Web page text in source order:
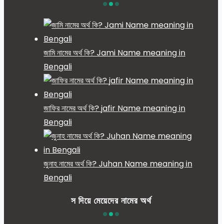
জামি নামের অর্থ কি? Jami Name meaning in
Bengali
জাফির নামের অর্থ কি? jafir Name meaning in
Bengali
জুনাহ নামের অর্থ কি? Juhan Name meaning in
Bengali
স দিয়ে মেয়েদের নামের অর্থ